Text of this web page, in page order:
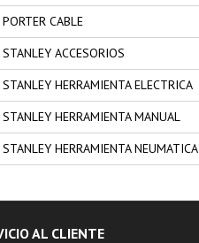
PORTER CABLE
STANLEY ACCESORIOS
STANLEY HERRAMIENTA ELECTRICA
STANLEY HERRAMIENTA MANUAL
STANLEY HERRAMIENTA NEUMATICA
AL CLIENTE